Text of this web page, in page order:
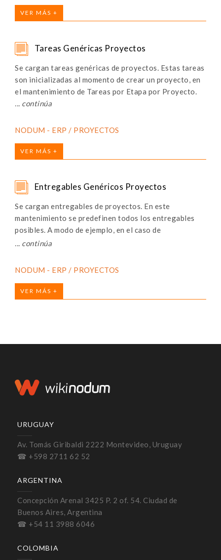
VER MÁS +
Tareas Genéricas Proyectos
Se cargan tareas genéricas de proyectos. Estas tareas
son inicializadas al momento de crear un proyecto, en
el mantenimiento de Tareas por Etapa por Proyecto.
NODUM - ERP / PROYECTOS
VER MÁS +
Entregables Genéricos Proyectos
Se cargan entregables de proyectos. En este
mantenimiento se predefinen todos los entregables
posibles. A modo de ejemplo, en el caso de
implementaciones de software los entregables puede
proyecto de consultoría los entregables pueden ser
proceso de Alta del Proyecto se asocian uno o más de
estos entregables a cada proyecto que se da de alta.
NODUM - ERP / PROYECTOS
VER MÁS +
URUGUAY
Av. Tomás Giribaldi 2222 Montevideo, Uruguay
☎ +598 2711 62 52
ARGENTINA
Concepción Arenal 3425 P. 2 of. 54. Ciudad de
Buenos Aires, Argentina
☎ +54 11 3988 6046
COLOMBIA